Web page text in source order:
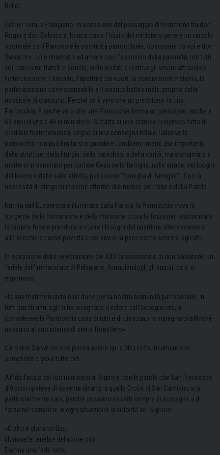
Bello)
Già ieri sera, a Palagiano, in occasione del passaggio di testimone tra don
Roger e don Salvatore, lo ricordavo: l’inizio del ministero genera un vincolo
sponsale tra il Parroco e la comunità parrocchiale, così come tra voi e don
Salvatore. Lui è chiamato ad amarvi con l’esercizio della paternità, ma tutti
voi, carissimi fratelli e sorelle, siete invitati a restituirgli amore attraverso
l’intercessione, l’ascolto, l’apertura dei cuori, la condivisione fraterna, la
partecipazione corresponsabile e il vissuto battesimale, proprio della
missione di ciascuno. Perché se è vero che un presbitero fa una
Parrocchia, è anche vero che una Parrocchia forma un presbitero, anche a
65 anni di vita e 40 di ministero. Si tratta di uno stimolo reciproco fatto di
credibile testimonianza, segno di una consegna totale, laddove la
parrocchia non può limitarsi a guardare i problemi interni, pur importanti,
delle strutture, della liturgia, della catechesi e della carità, ma è chiamata a
mettersi in cammino per portare Gesù nelle famiglie, nelle strade, nei luoghi
del lavoro e delle varie attività, per essere “Famiglia di famiglie”. Con la
necessità di stingersi insieme attorno alle mense del Pane e della Parola.
Nutrita dall’Eucarestia e illuminata dalla Parola, la Parrocchia trova la
sorgente della comunione e della missione; trova la forza per testimoniare
la propria fede e prendersi a cuore i bisogni del quartiere, interessandosi
alle vecchie e nuove povertà e per vivere la pace come servizio agli altri.
In occasione della celebrazione del XXV di sacerdozio di don Salvatore, un
fedele dell’Immacolata di Palagiano, formulandogli gli auguri, così si
esprimeva:
«la sua testimonianza è un dono per la nostra comunità parrocchiale; in
tutti questi anni egli ci ha insegnato: il valore dell’accoglienza, a
considerare la Parrocchia casa di tutti e di ciascuno, a impegnarci affinché
nessuno al suo interno di senta forestiero».
Caro don Salvatore che possa anche qui a Massafra incarnare con
semplicità e gioia tutto ciò.
Affido l’inizio del tuo ministero al Signore con le parole che San Francesco
d’Assisi ripeteva di sovente dinanzi a quella Croce di San Damiano a te
particolarmente cara, perché possano esserti sempre di sostegno e di
forza nel compiere in ogni situazione la volontà del Signore:
«O alto e glorioso Dio,
illumina le tenebre del cuore mio.
Dammi una fede retta,